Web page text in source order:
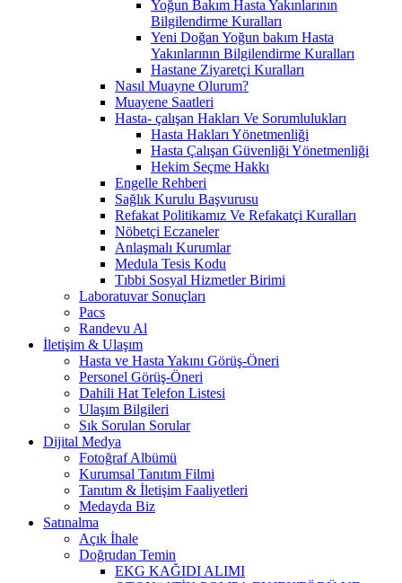
Yoğun Bakım Hasta Yakınlarının
Bilgilendirme Kuralları
Yeni Doğan Yoğun bakım Hasta
Yakınlarının Bilgilendirme Kuralları
Hastane Ziyaretçi Kuralları
Nasıl Muayne Olurum?
Muayene Saatleri
Hasta- çalışan Hakları Ve Sorumlulukları
Hasta Hakları Yönetmenliği
Hasta Çalışan Güvenliği Yönetmenliği
Hekim Seçme Hakkı
Engelle Rehberi
Sağlık Kurulu Başvurusu
Refakat Politikamız Ve Refakatçi Kuralları
Nöbetçi Eczaneler
Anlaşmalı Kurumlar
Medula Tesis Kodu
Tıbbi Sosyal Hizmetler Birimi
Laboratuvar Sonuçları
Pacs
Randevu Al
İletişim & Ulaşım
Hasta ve Hasta Yakını Görüş-Öneri
Personel Görüş-Öneri
Dahili Hat Telefon Listesi
Ulaşım Bilgileri
Sık Sorulan Sorular
Dijital Medya
Fotoğraf Albümü
Kurumsal Tanıtım Filmi
Tanıtım & İletişim Faaliyetleri
Medayda Biz
Satınalma
Açık İhale
Doğrudan Temin
EKG KAĞIDI ALIMI